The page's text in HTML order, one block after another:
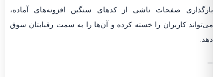
بارگذاری صفحات ناشی از کدهای سنگین افزونه‌های آماده،
می‌تواند کاربران را خسته کرده و آن‌ها را به سمت رقبایتان سوق
دهد.
—